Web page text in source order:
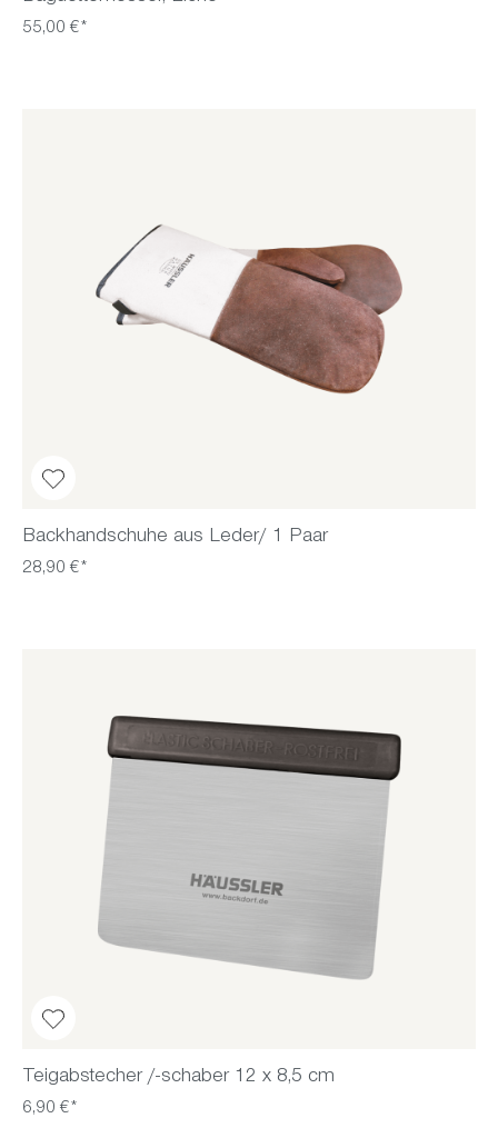
55,00 €*
Backhandschuhe aus Leder/ 1 Paar
28,90 €*
Teigabstecher /-schaber 12 x 8,5 cm
6,90 €*